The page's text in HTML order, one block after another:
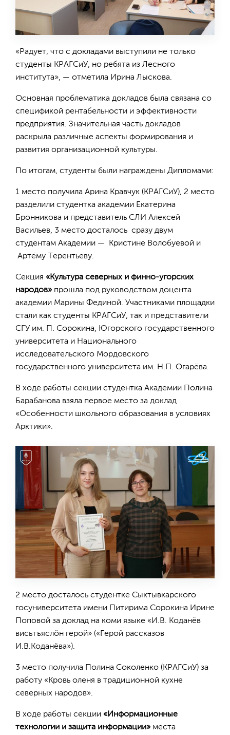
«Радует, что с докладами выступили не только
студенты КРАГСиУ, но ребята из Лесного
института», — отметила Ирина Лыскова.
Основная проблематика докладов была связана со
спецификой рентабельности и эффективности
предприятия. Значительная часть докладов
раскрыла различные аспекты формирования и
развития организационной культуры.
По итогам, студенты были награждены Дипломами:
1 место получила Арина Кравчук (КРАГСиУ), 2 место
разделили студентка академии Екатерина
Бронникова и представитель СЛИ Алексей
Васильев, 3 место досталось сразу двум
студентам Академии — Кристине Волобуевой и
Артёму Терентьеву.
Секция «Культура северных и финно-угорских
народов»прошла под руководством доцента
академии Марины Фединой. Участниками площадки
стали как студенты КРАГСиУ, так и представители
СГУ им. П. Сорокина, Югорского государственного
университета и Национального
исследовательского Мордовского
государственного университета им. Н.П. Огарёва.
В ходе работы секции студентка Академии Полина
Барабанова взяла первое место за доклад
«Особенности школьного образования в условиях
Арктики».
2 место досталось студентке Сыктывкарского
госуниверситета имени Питирима Сорокина Ирине
Поповой за доклад на коми языке «И.В. Коданёв
висьтъяслӧн герой» («Герой рассказов
И.В.Коданёва»).
3 место получила Полина Соколенко (КРАГСиУ) за
работу «Кровь оленя в традиционной кухне
северных народов».
В ходе работы секции «Информационные
технологии и защита информации»места